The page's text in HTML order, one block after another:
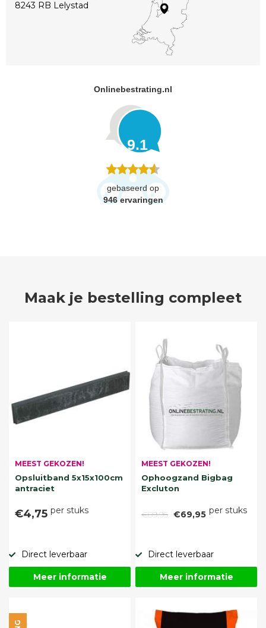
8243 RB Lelystad
Onlinebestrating.nl
9.1
gebaseerd op
946 ervaringen
Maak je bestelling compleet
MEEST GEKOZEN!
Opsluitband 5x15x100cm
antraciet
€4,75 per stuks
Direct leverbaar
Meer informatie
MEEST GEKOZEN!
Ophoogzand Bigbag
Excluton
€89,95 €69,95 per stuks
Direct leverbaar
Meer informatie